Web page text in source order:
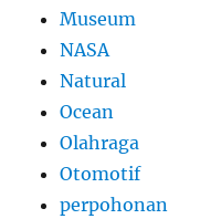
Museum
NASA
Natural
Ocean
Olahraga
Otomotif
perpohonan